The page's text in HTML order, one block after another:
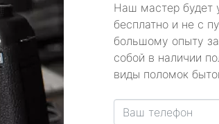
Наш мастер будет
бесплатно и не с
большому опыту
собой в наличии
виды поломок